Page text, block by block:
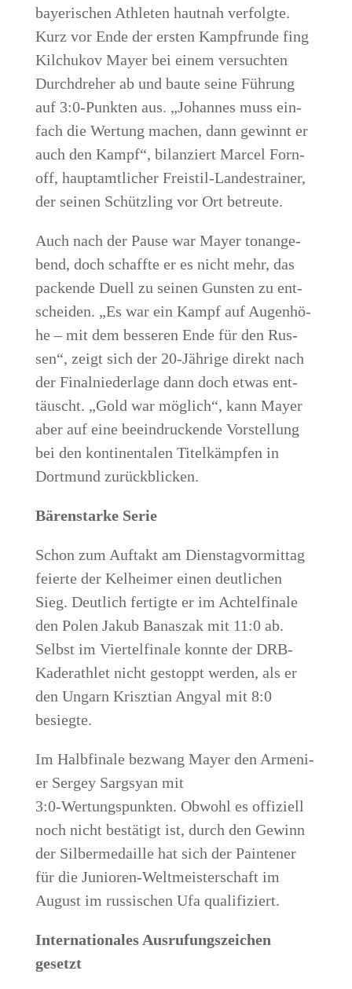
baye­ri­schen Ath­le­ten haut­nah ver­folg­te.
Kurz vor Ende der ers­ten Kampfrun­de fing
Kilch­u­kov May­er bei einem ver­such­ten
Durch­dre­her ab und bau­te sei­ne Füh­rung
auf 3:0‑Punkten aus. „Johan­nes muss ein­
fach die Wer­tung machen, dann gewinnt er
auch den Kampf“, bilan­ziert Mar­cel Forn­
off, haupt­amt­li­cher Frei­stil-Lan­des­trai­ner,
der sei­nen Schütz­ling vor Ort betreute.
Auch nach der Pau­se war May­er ton­an­ge­
bend, doch schaff­te er es nicht mehr, das
packen­de Duell zu sei­nen Guns­ten zu ent­
schei­den. „Es war ein Kampf auf Augen­hö­
he – mit dem bes­se­ren Ende für den Rus­
sen“, zeigt sich der 20-Jäh­ri­ge direkt nach
der Final­nie­der­la­ge dann doch etwas ent­
täuscht. „Gold war mög­lich“, kann May­er
aber auf eine beein­dru­cken­de Vor­stel­lung
bei den kon­ti­nen­ta­len Titel­kämp­fen in
Dort­mund zurückblicken.
Bären­star­ke Serie
Schon zum Auf­takt am Diens­tag­vor­mit­tag
fei­er­te der Kel­hei­mer einen deut­li­chen
Sieg. Deut­lich fer­tig­te er im Ach­tel­fi­na­le
den Polen Jakub Banas­zak mit 11:0 ab.
Selbst im Vier­tel­fi­na­le konn­te der DRB-
Kader­ath­let nicht gestoppt wer­den, als er
den Ungarn Krisz­ti­an Angy­al mit 8:0
besiegte.
Im Halb­fi­na­le bezwang May­er den Arme­ni­
er Ser­gey Sarg­s­yan mit
3:0‑Wertungspunkten. Obwohl es offi­zi­ell
noch nicht bestä­tigt ist, durch den Gewinn
der Sil­ber­me­dail­le hat sich der Pain­te­ner
für die Junio­ren-Welt­meis­ter­schaft im
August im rus­si­schen Ufa qualifiziert.
Inter­na­tio­na­les Aus­ru­fungs­zei­chen
gesetzt